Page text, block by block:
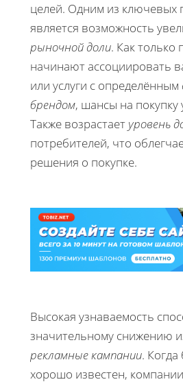
целей. Одним из ключевых
является возможность
рыночной доли. Как только
начинают ассоциировать
или услуги с определённым
брендом, шансы на
Также возрастает уровень
потребителей, что
решения о покупке.
Высокая узнаваемость
значительному снижению
рекламные кампании.
хорошо известен,